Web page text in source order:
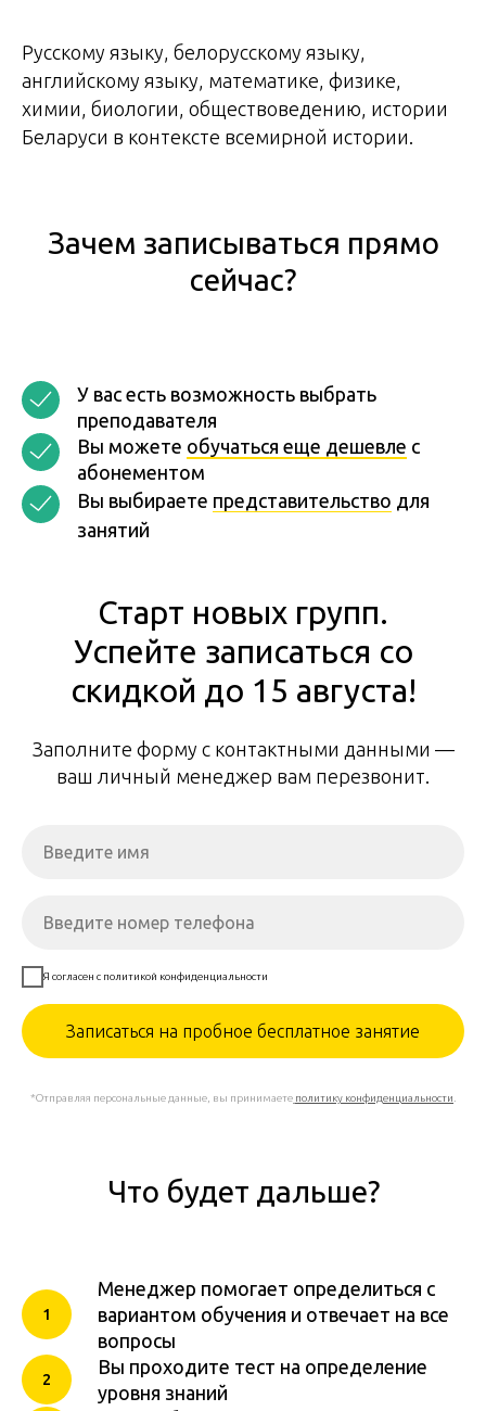
Русскому языку, белорусскому языку,
английскому языку, математике, физике,
химии, биологии, обществоведению, истории
Беларуси в контексте всемирной истории.
Зачем записываться прямо
сейчас?
У вас есть возможность выбрать
преподавателя
Вы можете обучаться еще дешевле с
абонементом
Вы выбираете представительство для
занятий
Старт новых групп.
Успейте записаться со
скидкой до 15 августа!
Заполните форму с контактными данными —
ваш личный менеджер вам перезвонит.
Я согласен с политикой конфиденциальности
Записаться на пробное бесплатное занятие
*Отправляя персональные данные, вы принимаете политику конфиденциальности
Что будет дальше?
Менеджер помогает определиться с
вариантом обучения и отвечает на все
вопросы
Вы проходите тест на определение
уровня знаний